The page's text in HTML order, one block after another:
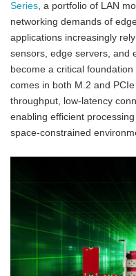
Series, a portfolio of LAN
networking demands of
applications increasingly
sensors, edge servers, and
become a critical
comes in both M.2 and
throughput, low-latency
enabling efficient
space-constrained